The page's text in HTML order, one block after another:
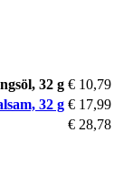
32 g € 10,79
32 g € 17,99
€ 28,78